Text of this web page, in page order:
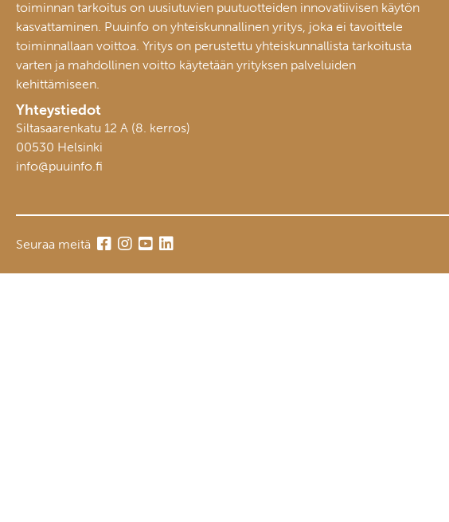
toiminnan tarkoitus on uusiutuvien puutuotteiden innovatiivisen käytön
kasvattaminen. Puuinfo on yhteiskunnallinen yritys, joka ei tavoittele
toiminnallaan voittoa. Yritys on perustettu yhteiskunnallista tarkoitusta
varten ja mahdollinen voitto käytetään yrityksen palveluiden
kehittämiseen.
Yhteystiedot
Siltasaarenkatu 12 A (8. kerros)
00530 Helsinki
info@puuinfo.fi
Seuraa meitä